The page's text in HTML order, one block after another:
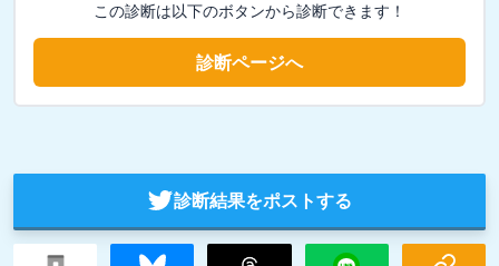
この診断は以下のボタンから診断できます！
診断ページへ
診断結果をポストする